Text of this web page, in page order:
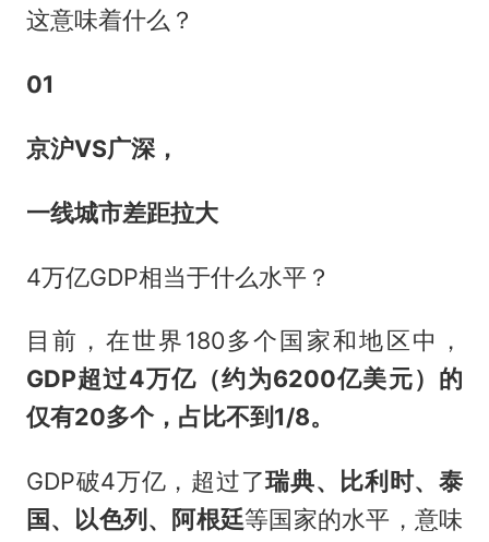
这意味着什么？
01
京沪VS广深，
一线城市差距拉大
4万亿GDP相当于什么水平？
目前，在世界180多个国家和地区中，
GDP超过4万亿（约为6200亿美元）的
仅有20多个，占比不到1/8。
GDP破4万亿，超过了瑞典、比利时、泰
国、以色列、阿根廷等国家的水平，意味